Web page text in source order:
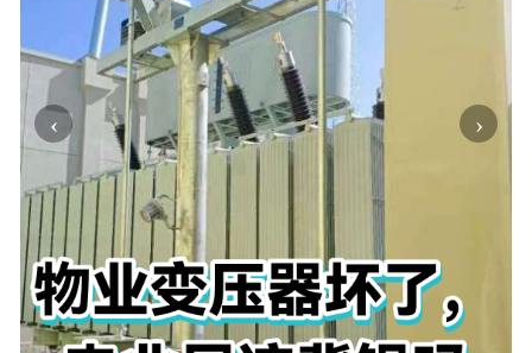
‹ ›